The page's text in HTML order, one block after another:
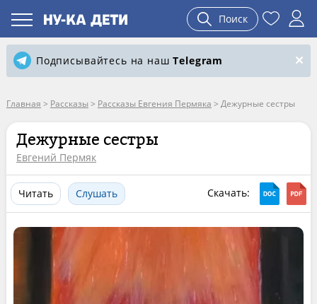
Поиск
Подписывайтесь на нашTelegram
Главная > Рассказы > Рассказы Евгения Пермяка > Дежурные сестры
Дежурные сестры
Евгений Пермяк
Читать Слушать Скачать: